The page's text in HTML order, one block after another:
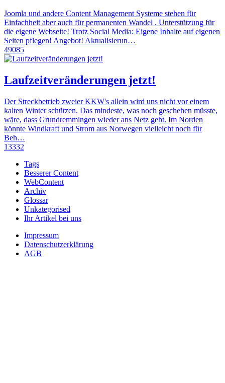
Joomla und andere Content Management Systeme stehen für
Einfachheit aber auch für permanenten Wandel . Unterstützung für
die eigene Webseite! Trotz Social Media: Eigene Inhalte auf eigenen
Seiten pflegen! Angebot! Aktualisierun…
49085
Laufzeitveränderungen jetzt!
Der Streckbetrieb zweier KKW's allein wird uns nicht vor einem
kalten Winter schützen. Das mindeste, was noch geschehen müsste,
wäre, dass Grundremmingen wieder ans Netz geht. Im Norden
könnte Windkraft und Strom aus Norwegen vielleicht noch für
Beh…
13332
Tags
Besserer Content
WebContent
Archiv
Glossar
Unkategorised
Ihr Artikel bei uns
Impressum
Datenschutzerklärung
AGB